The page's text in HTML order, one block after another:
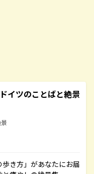
イツのことばと絶景
き方」があなたにお届